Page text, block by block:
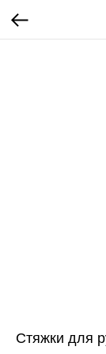
Стяжки для